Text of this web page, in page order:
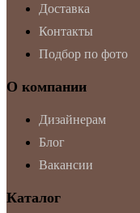
Доставка
Контакты
Подбор по фото
О компании
Дизайнерам
Блог
Вакансии
Каталог